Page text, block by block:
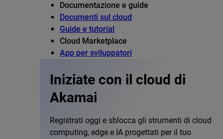
Documentazione e guide
Documenti sul cloud
Guide e tutorial
Cloud Marketplace
App per sviluppatori
Iniziate con il cloud di
Akamai
Registrati oggi e sblocca gli strumenti di cloud
computing, edge e IA progettati per il tuo